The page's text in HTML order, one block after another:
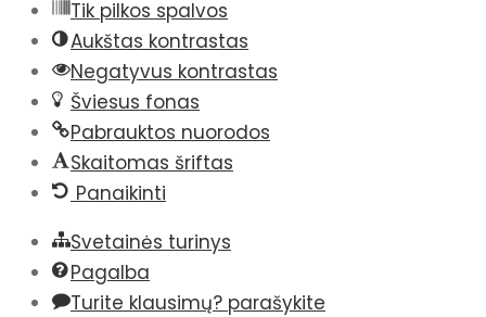
Tik pilkos spalvos
Aukštas kontrastas
Negatyvus kontrastas
Šviesus fonas
Pabrauktos nuorodos
Skaitomas šriftas
Panaikinti
Svetainės turinys
Pagalba
Turite klausimų? parašykite